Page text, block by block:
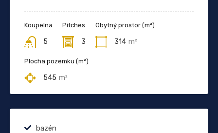
Koupelna
5
Pitches
3
Obytný prostor (m²)
314 m²
Plocha pozemku (m²)
545 m²
bazén